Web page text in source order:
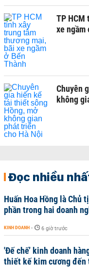
TP HCM
xe ngầm
Chuyên
không
Đọc nhiều
Huấn Hoa Hồng là Chủ
phần trong hai doanh
KINH DOANH - 6 giờ trước
'Đế chế’ kinh doanh
thiết kế kim cương đến